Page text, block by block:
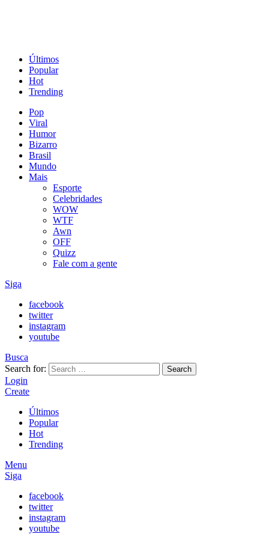
Últimos
Popular
Hot
Trending
Pop
Viral
Humor
Bizarro
Brasil
Mundo
Mais
Esporte
Celebridades
WOW
WTF
Awn
OFF
Quizz
Fale com a gente
Siga
facebook
twitter
instagram
youtube
Busca
Search for:
Search
Login
Create
Últimos
Popular
Hot
Trending
Menu
Siga
facebook
twitter
instagram
youtube